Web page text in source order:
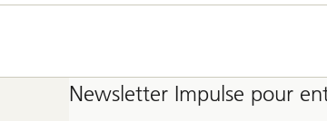
Newsletter Impulse pour